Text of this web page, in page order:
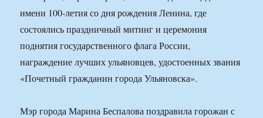
имени 100-летия со дня рождения Ленина, где
состоялись праздничный митинг и церемония
поднятия государственного флага России,
награждение лучших ульяновцев, удостоенных звания
«Почетный гражданин города Ульяновска».
Мэр города Марина Беспалова поздравила горожан с